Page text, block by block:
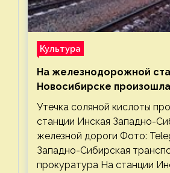
Культура
На железнодорожной
Новосибирске
соляной кислоты
Утечка соляной кислоты
станции Инская Западно-
железной дороги Фото:
Западно-Сибирская
прокуратура На станции